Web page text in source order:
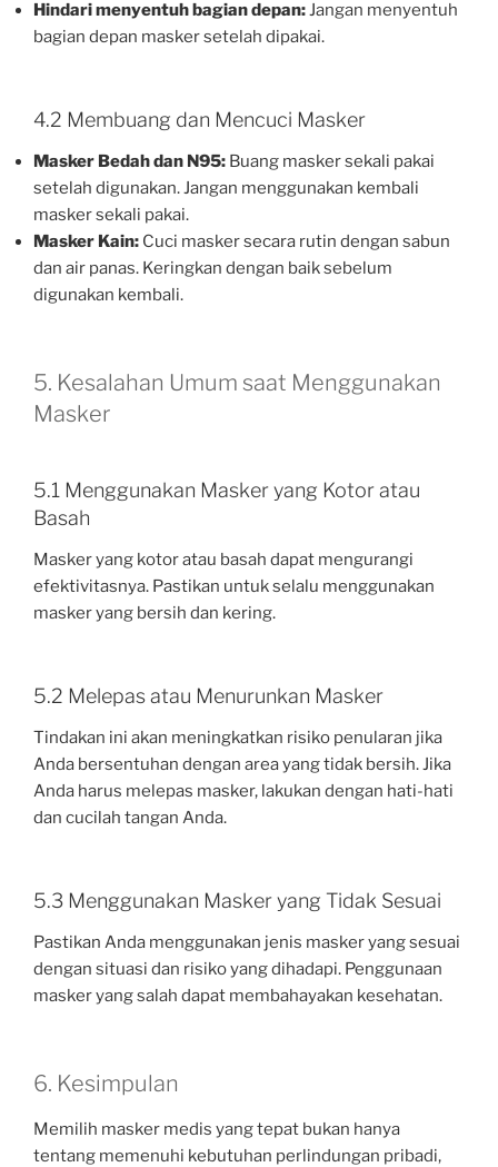
Hindari menyentuh bagian depan:Jangan menyentuh
bagian depan masker setelah dipakai.
4.2 Membuang dan Mencuci Masker
Masker Bedah dan N95: Buang masker sekali pakai
setelah digunakan. Jangan menggunakan kembali
masker sekali pakai.
Masker Kain: Cuci masker secara rutin dengan sabun
dan air panas. Keringkan dengan baik sebelum
digunakan kembali.
5. Kesalahan Umum saat Menggunakan
Masker
5.1 Menggunakan Masker yang Kotor atau
Basah
Masker yang kotor atau basah dapat mengurangi
efektivitasnya. Pastikan untuk selalu menggunakan
masker yang bersih dan kering.
5.2 Melepas atau Menurunkan Masker
Tindakan ini akan meningkatkan risiko penularan jika
Anda bersentuhan dengan area yang tidak bersih. Jika
Anda harus melepas masker, lakukan dengan hati-hati
dan cucilah tangan Anda.
5.3 Menggunakan Masker yang Tidak Sesuai
Pastikan Anda menggunakan jenis masker yang sesuai
dengan situasi dan risiko yang dihadapi. Penggunaan
masker yang salah dapat membahayakan kesehatan.
6. Kesimpulan
Memilih masker medis yang tepat bukan hanya
tentang memenuhi kebutuhan perlindungan pribadi,